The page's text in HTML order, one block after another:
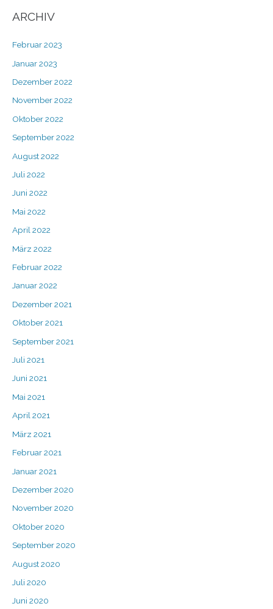
ARCHIV
Februar 2023
Januar 2023
Dezember 2022
November 2022
Oktober 2022
September 2022
August 2022
Juli 2022
Juni 2022
Mai 2022
April 2022
März 2022
Februar 2022
Januar 2022
Dezember 2021
Oktober 2021
September 2021
Juli 2021
Juni 2021
Mai 2021
April 2021
März 2021
Februar 2021
Januar 2021
Dezember 2020
November 2020
Oktober 2020
September 2020
August 2020
Juli 2020
Juni 2020